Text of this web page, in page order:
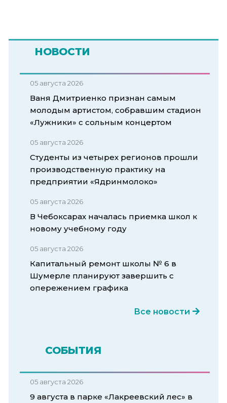
НОВОСТИ
05 августа 2026
Ваня Дмитриенко признан самым
молодым артистом, собравшим стадион
«Лужники» с сольным концертом
05 августа 2026
Студенты из четырех регионов прошли
производственную практику на
предприятии «Ядринмолоко»
05 августа 2026
В Чебоксарах началась приемка школ к
новому учебному году
05 августа 2026
Капитальный ремонт школы № 6 в
Шумерле планируют завершить с
опережением графика
Все новости
СОБЫТИЯ
05 августа 2026
9 августа в парке «Лакреевский лес» в